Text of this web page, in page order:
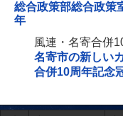
総合政策部総合政策
年
風連・名寄合併
名寄市の新しい
合併10周年記念